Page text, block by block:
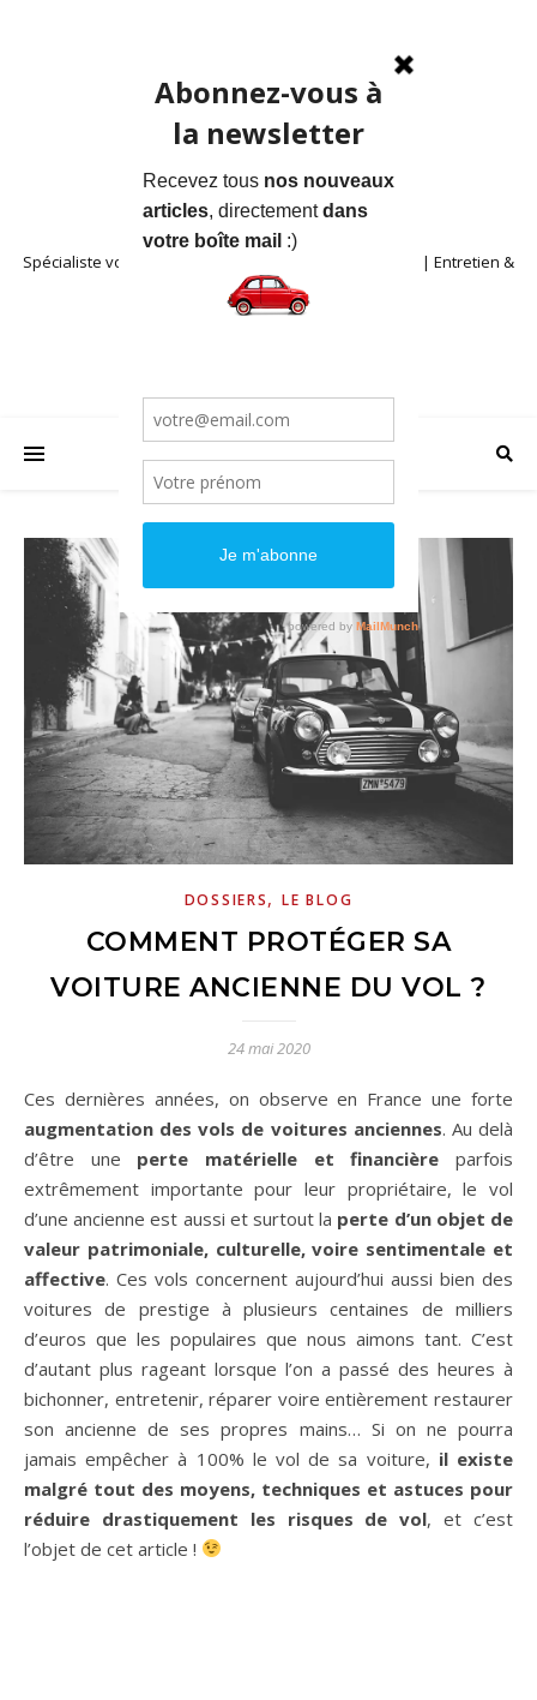
Spécialiste voitures anciennes en Provence | Location | Entretien &
Restauration | Blog
DOSSIERS,LE BLOG
COMMENT PROTÉGER SA
VOITURE ANCIENNE DU VOL ?
24 mai 2020
Ces dernières années, on observe en France une forte
augmentation des vols de voitures anciennes. Au delà
d’être une perte matérielle et financière parfois
extrêmement importante pour leur propriétaire, le vol
d’une ancienne est aussi et surtout la perte d’un objet de
valeur patrimoniale, culturelle, voire sentimentale et
affective. Ces vols concernent aujourd’hui aussi bien des
voitures de prestige à plusieurs centaines de milliers
d’euros que les populaires que nous aimons tant. C’est
d’autant plus rageant lorsque l’on a passé des heures à
bichonner, entretenir, réparer voire entièrement restaurer
son ancienne de ses propres mains… Si on ne pourra
jamais empêcher à 100% le vol de sa voiture, il existe
malgré tout des moyens, techniques et astuces pour
réduire drastiquement les risques de vol, et c’est
l’objet de cet article !